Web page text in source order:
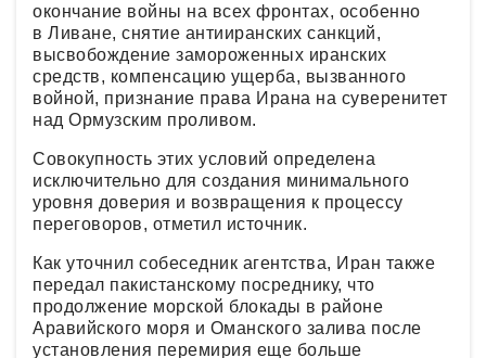
окончание войны на всех фронтах, особенно
в Ливане, снятие антииранских санкций,
высвобождение замороженных иранских
средств, компенсацию ущерба, вызванного
войной, признание права Ирана на суверенитет
над Ормузским проливом.
Совокупность этих условий определена
исключительно для создания минимального
уровня доверия и возвращения к процессу
переговоров, отметил источник.
Как уточнил собеседник агентства, Иран также
передал пакистанскому посреднику, что
продолжение морской блокады в районе
Аравийского моря и Оманского залива после
установления перемирия еще больше